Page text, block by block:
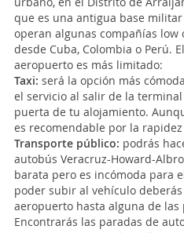
que es una antigua base
operan algunas compañías low
desde Cuba, Colombia o Perú.
aeropuerto es más limitado:
Taxi: será la opción más
el servicio al salir de la
puerta de tu alojamiento.
es recomendable por la
Transporte público: podrás
autobús Veracruz-Howard-
barata pero es incómoda para
poder subir al vehículo
aeropuerto hasta alguna de las
Encontrarás las paradas de